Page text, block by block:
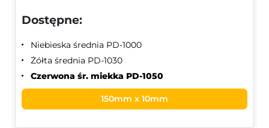
Dostępne:
Niebieska średnia PD-1000
Żółta średnia PD-1030
Czerwona śr. miekka PD-1050
150mm x 10mm